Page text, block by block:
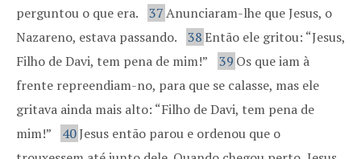
perguntou o que era.
37Anunciaram-lhe que Jesus, o
Nazareno, estava passando.
38Então ele gritou: “Jesus,
Filho de Davi, tem pena de mim!”
39 Os que iam à
frente repreendiam-no, para que se calasse, mas ele
gritava ainda mais alto: “Filho de Davi, tem pena de
mim!”
40Jesus então parou e ordenou que o